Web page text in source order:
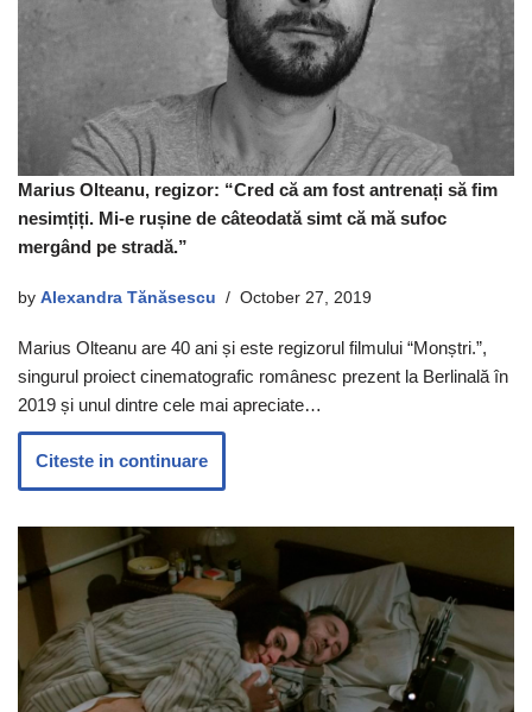
Marius Olteanu, regizor: “Cred că am fost antrenați să fim
nesimțiți. Mi-e rușine de câteodată simt că mă sufoc
mergând pe stradă.”
by Alexandra Tănăsescu October 27, 2019
Marius Olteanu are 40 ani și este regizorul filmului “Monștri.”,
singurul proiect cinematografic românesc prezent la Berlinală în
2019 și unul dintre cele mai apreciate…
Citeste in continuare